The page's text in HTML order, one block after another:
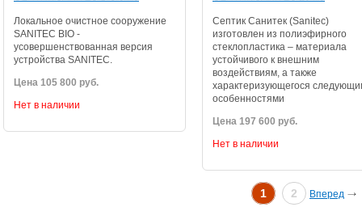
Локальное очистное сооружение
SANITEC BIO -
усовершенствованная версия
устройства SANITEC.
Цена 105 800 руб.
Нет в наличии
Септик Санитек (Sanitec)
изготовлен из полиэфирного
стеклопластика – материала
устойчивого к внешним
воздействиям, а также
характеризующегося
особенностями
Цена 197 600 руб.
Нет в наличии
1 2 Вперед